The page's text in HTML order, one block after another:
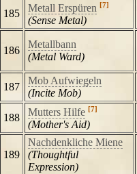
185 Metall Erspüren [7]
(Sense Metal)
186
Metallbann
(Metal Ward)
187
Mob Aufwiegeln
(Incite Mob)
188 Mutters Hilfe [7]
(Mother's Aid)
189
Nachdenkliche Miene
(Thoughtful
Expression)